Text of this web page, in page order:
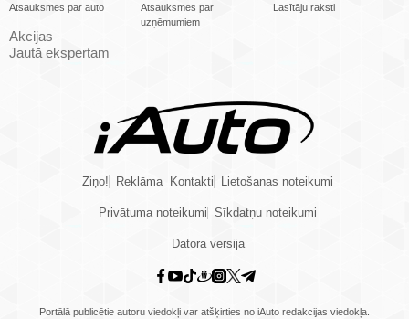
Atsauksmes par auto
Atsauksmes par
uzņēmumiem
Lasītāju raksti
Akcijas
Jautā ekspertam
Ziņo! Reklāma Kontakti Lietošanas noteikumi
Privātuma noteikumi Sīkdatņu noteikumi
Datora versija
Portālā publicētie autoru viedokļi var atšķirties no iAuto redakcijas viedokļa.